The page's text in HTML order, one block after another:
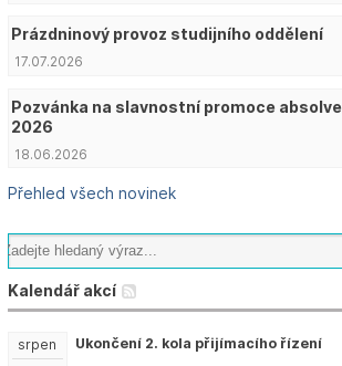
Prázdninový provoz studijního oddělení
17.07.2026
Pozvánka na slavnostní promoce
2026
18.06.2026
Přehled všech novinek
Kalendář akcí
srpen Ukončení 2. kola přijímacího řízení